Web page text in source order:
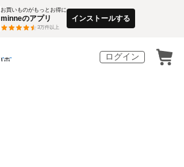
お買いものがもっとお得に
minneのアプリ
3万件以上
インストールする
ログイン